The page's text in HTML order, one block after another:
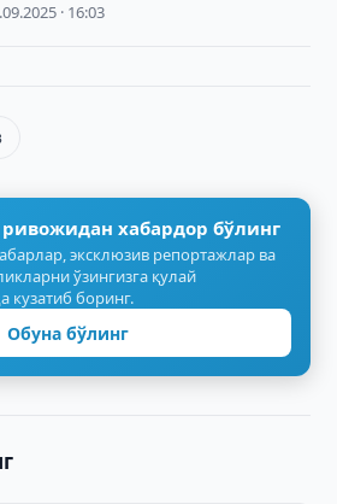
· 16:03
хабардор бўлинг
эксклюзив репортажлар ва
ўзингизга қулай
кузатиб боринг.
Обуна бўлинг